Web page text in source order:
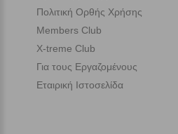
Πολιτική Ορθής Χρήσης
Members Club
X-treme Club
Για τους Εργαζομένους
Εταιρική Ιστοσελίδα